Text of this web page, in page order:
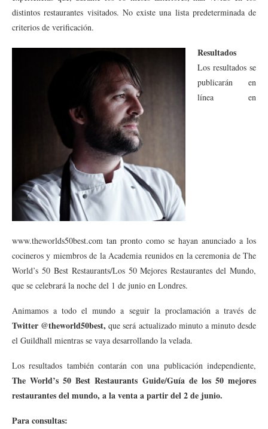
distintos restaurantes visitados. No existe una lista predeterminada de
criterios de verificación.
Resultados
Los resultados se
publicarán en
línea en
www.theworlds50best.com tan pronto como se hayan anunciado a los
cocineros y miembros de la Academia reunidos en la ceremonia de The
World’s 50 Best Restaurants/Los 50 Mejores Restaurantes del Mundo,
que se celebrará la noche del 1 de junio en Londres.
Animamos a todo el mundo a seguir la proclamación a través de
Twitter @theworld50best, que será actualizado minuto a minuto desde
el Guildhall mientras se vaya desarrollando la velada.
Los resultados también contarán con una publicación independiente,
The World’s 50 Best Restaurants Guide/Guía de los 50 mejores
restaurantes del mundo, a la venta a partir del 2 de junio.
Para consultas: